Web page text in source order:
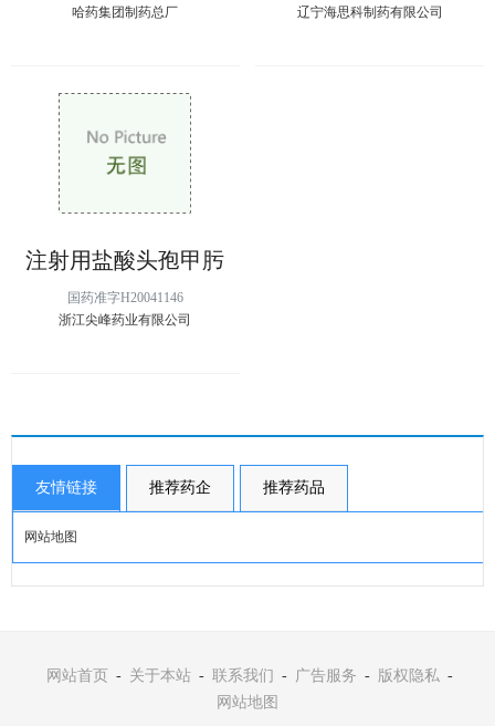
哈药集团制药总厂
辽宁海思科制药有限公司
注射用盐酸头孢甲肟
国药准字H20041146
浙江尖峰药业有限公司
友情链接 推荐药企 推荐药品
网站地图
网站首页 - 关于本站 - 联系我们 - 广告服务 - 版权隐私 -
网站地图